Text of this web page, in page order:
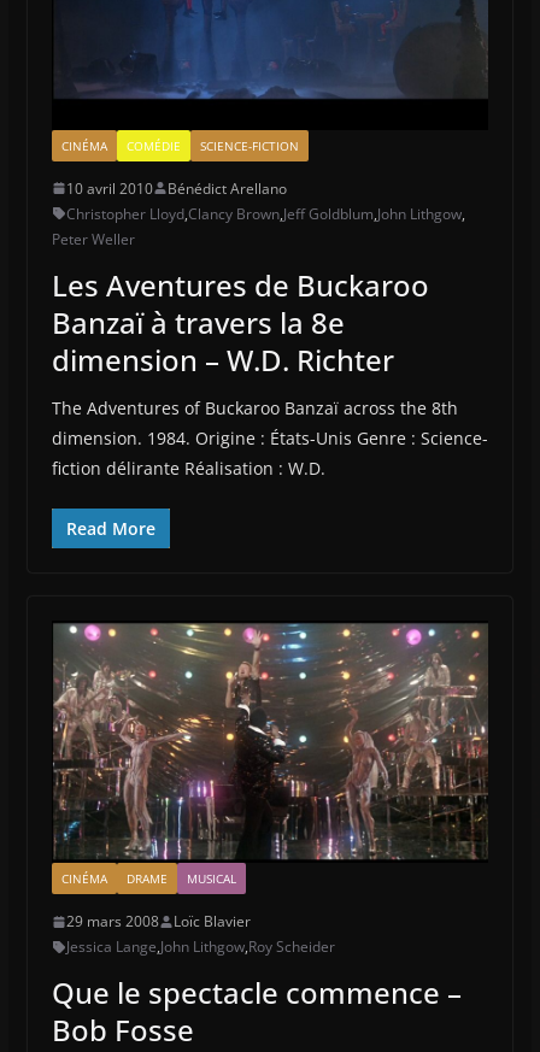
CINÉMA COMÉDIE SCIENCE-FICTION
10 avril 2010
Bénédict Arellano
Christopher Lloyd,Clancy Brown,Jeff Goldblum,John Lithgow,
Peter Weller
Les Aventures de Buckaroo
Banzaï à travers la 8e
dimension – W.D. Richter
The Adventures of Buckaroo Banzaï across the 8th
dimension. 1984. Origine : États-Unis Genre : Science-
fiction délirante Réalisation : W.D.
Read More
CINÉMA DRAME MUSICAL
29 mars 2008
Loïc Blavier
Jessica Lange,John Lithgow,Roy Scheider
Que le spectacle commence –
Bob Fosse